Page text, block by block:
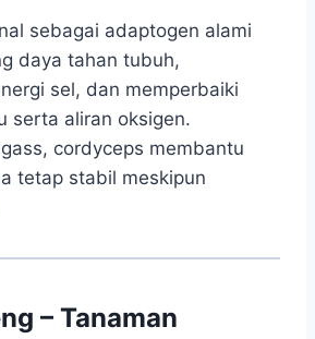
sebagai adaptogen alami
daya tahan tubuh,
sel, dan memperbaiki
serta aliran oksigen.
cordyceps membantu
tetap stabil meskipun
– Tanaman